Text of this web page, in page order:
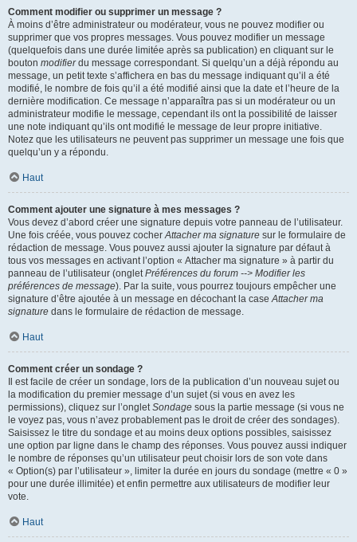
Comment modifier ou supprimer un message ?
À moins d’être administrateur ou modérateur, vous ne pouvez modifier ou
supprimer que vos propres messages. Vous pouvez modifier un message
(quelquefois dans une durée limitée après sa publication) en cliquant sur le
bouton modifierdu message correspondant. Si quelqu’un a déjà répondu au
message, un petit texte s’affichera en bas du message indiquant qu’il a été
modifié, le nombre de fois qu’il a été modifié ainsi que la date et l’heure de la
dernière modification. Ce message n’apparaîtra pas si un modérateur ou un
administrateur modifie le message, cependant ils ont la possibilité de laisser
une note indiquant qu’ils ont modifié le message de leur propre initiative.
Notez que les utilisateurs ne peuvent pas supprimer un message une fois que
quelqu’un y a répondu.
Haut
Comment ajouter une signature à mes messages ?
Vous devez d’abord créer une signature depuis votre panneau de l’utilisateur.
Une fois créée, vous pouvez cocherAttacher ma signature sur le formulaire de
rédaction de message. Vous pouvez aussi ajouter la signature par défaut à
tous vos messages en activant l’option « Attacher ma signature » à partir du
panneau de l’utilisateur (ongletPréférences du forum --> Modifier les
préférences de message). Par la suite, vous pourrez toujours empêcher une
signature d’être ajoutée à un message en décochant la caseAttacher ma
signature dans le formulaire de rédaction de message.
Haut
Comment créer un sondage ?
Il est facile de créer un sondage, lors de la publication d’un nouveau sujet ou
la modification du premier message d’un sujet (si vous en avez les
permissions), cliquez sur l’ongletSondage sous la partie message (si vous ne
le voyez pas, vous n’avez probablement pas le droit de créer des sondages).
Saisissez le titre du sondage et au moins deux options possibles, saisissez
une option par ligne dans le champ des réponses. Vous pouvez aussi indiquer
le nombre de réponses qu’un utilisateur peut choisir lors de son vote dans
« Option(s) par l’utilisateur », limiter la durée en jours du sondage (mettre « 0 »
pour une durée illimitée) et enfin permettre aux utilisateurs de modifier leur
vote.
Haut